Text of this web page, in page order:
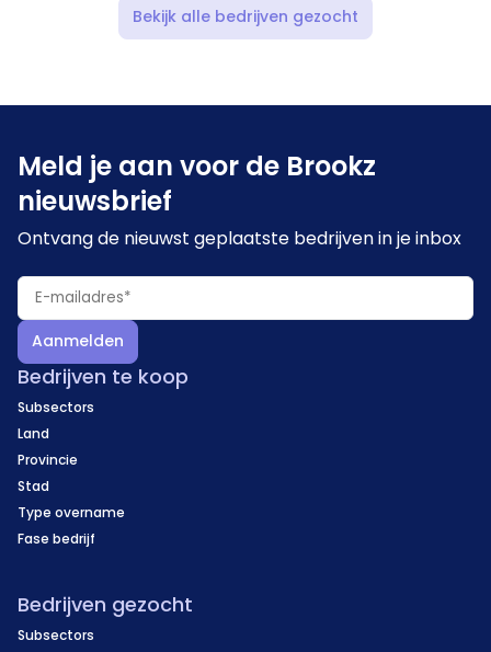
Bekijk alle bedrijven gezocht
Meld je aan voor de Brookz
nieuwsbrief
Ontvang de nieuwst geplaatste bedrijven in je inbox
Aanmelden
Bedrijven te koop
Subsectors
Land
Provincie
Stad
Type overname
Fase bedrijf
Bedrijven gezocht
Subsectors